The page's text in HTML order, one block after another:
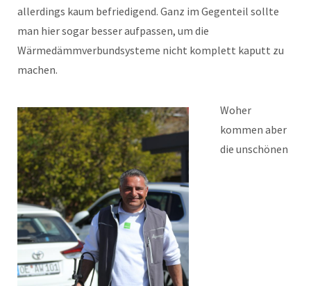
allerdings kaum befriedigend. Ganz im Gegenteil sollte
man hier sogar besser aufpassen, um die
Wärmedämmverbundsysteme nicht komplett kaputt zu
machen.
Woher
kommen aber
die unschönen